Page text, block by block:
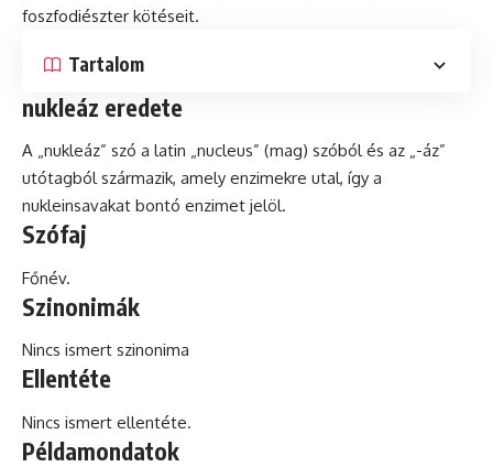
foszfodiészter kötéseit.
Tartalom
nukleáz eredete
A „nukleáz” szó a latin „nucleus” (mag) szóból és az „-áz”
utótagból származik, amely enzimekre utal, így a
nukleinsavakat bontó enzimet jelöl.
Szófaj
Főnév.
Szinonimák
Nincs ismert szinonima
Ellentéte
Nincs ismert ellentéte.
Példamondatok